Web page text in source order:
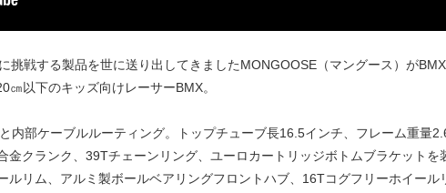
挑戦する製品を世に送り出してきましたMONGOOSE（マングース）が
以下のキッズ向けレーサーBMX。
内部ケーブルルーティング。トップチューブ長16.5インチ、フレーム重量
クランク、39Tチェーンリング、ユーロカートリッジボトムブラケットを
ルリム、アルミ製ボールベアリングフロントハブ、16Tコグフリーホイール